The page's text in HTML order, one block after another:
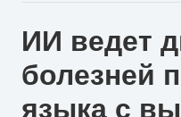
ИИ ведет
болезней
языка с